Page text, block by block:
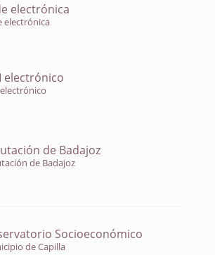
electrónica
electrónica
electrónico
de Badajoz
de Badajoz
Socioeconómico
de Capilla